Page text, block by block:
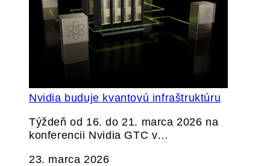
Nvidia buduje kvantovú infraštruktúru
Týždeň od 16. do 21. marca 2026 na
konferencii Nvidia GTC v…
23. marca 2026